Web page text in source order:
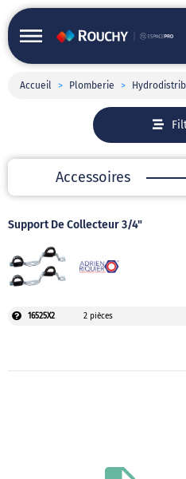
Accueil > Plomberie >
Accessoires
Support De Collecteur 3/4"
16525X2 2 pièces